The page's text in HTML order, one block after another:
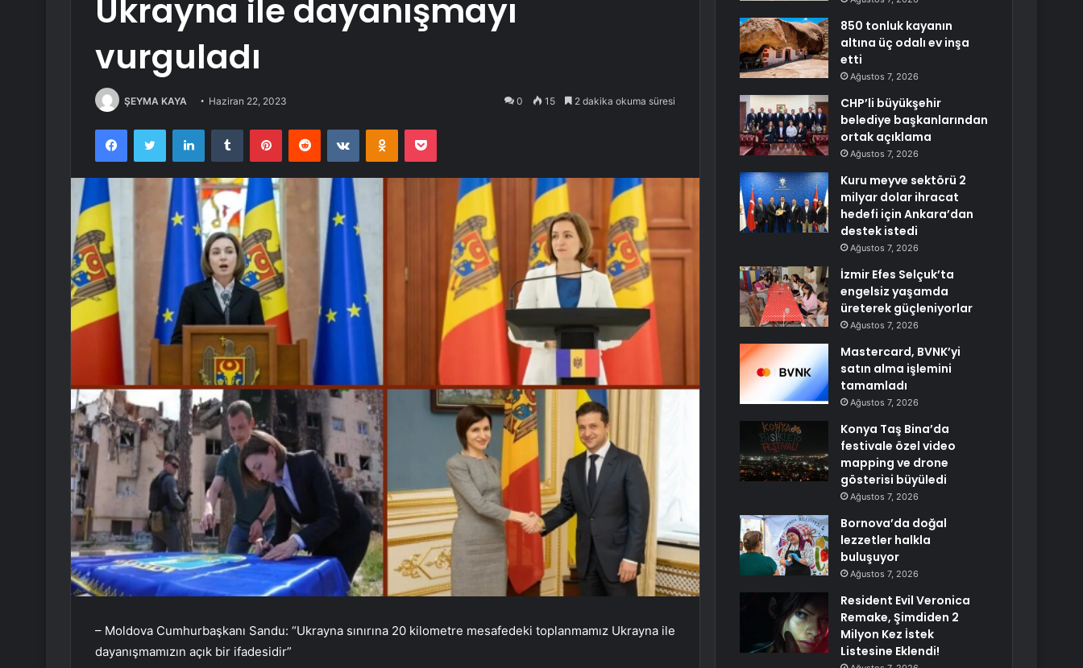
Ukrayna ile dayanışmayı
vurguladı
ŞEYMA KAYA Haziran 22, 2023 0 15 2 dakika okuma süresi
FacebookTwitter LinkedInTumblr PinterestReddit VKontakteOdnoklassniki
Pocket
– Moldova Cumhurbaşkanı Sandu: “Ukrayna sınırına 20 kilometre mesafedeki toplanmamız Ukrayna ile
dayanışmamızın açık bir ifadesidir”
850 tonluk kayanın
altına üç odalı ev inşa
etti
Ağustos 7, 2026
CHP’li büyükşehir
belediye başkanlarından
ortak açıklama
Ağustos 7, 2026
Kuru meyve sektörü 2
milyar dolar ihracat
hedefi için Ankara’dan
destek istedi
Ağustos 7, 2026
İzmir Efes Selçuk’ta
engelsiz yaşamda
üreterek güçleniyorlar
Ağustos 7, 2026
Mastercard, BVNK’yi
satın alma işlemini
tamamladı
Ağustos 7, 2026
Konya Taş Bina’da
festivale özel video
mapping ve drone
gösterisi büyüledi
Ağustos 7, 2026
Bornova’da doğal
lezzetler halkla
buluşuyor
Ağustos 7, 2026
Resident Evil Veronica
Remake, Şimdiden 2
Milyon Kez İstek
Listesine Eklendi!